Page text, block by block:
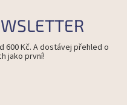
600 Kč. A dostávej přehled o
jako první!